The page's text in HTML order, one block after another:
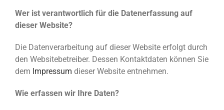
Wer ist verantwortlich für die Datenerfassung auf
dieser Website?
Die Datenverarbeitung auf dieser Website erfolgt durch
den Websitebetreiber. Dessen Kontaktdaten können Sie
dem Impressum dieser Website entnehmen.
Wie erfassen wir Ihre Daten?